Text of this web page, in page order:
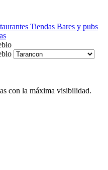
Tiendas Bares y pubs
con la máxima visibilidad.